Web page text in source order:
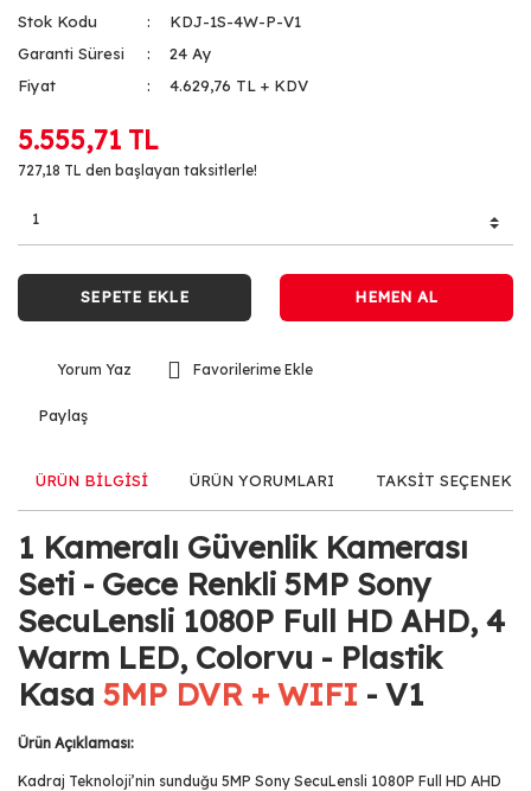
Stok Kodu
KDJ-1S-4W-P-V1
Garanti Süresi
24 Ay
Fiyat
4.629,76 TL + KDV
5.555,71 TL
727,18 TL den başlayan taksitlerle!
SEPETE EKLE HEMEN AL
Yorum Yaz
Paylaş
ÜRÜN BİLGİSİ ÜRÜN YORUMLARI TAKSİT
1 Kameralı Güvenlik Kamerası
Seti - Gece Renkli 5MP Sony
SecuLensli 1080P Full HD AHD, 4
Warm LED, Colorvu - Plastik
Kasa 5MP DVR + WIFI - V1
Ürün Açıklaması:
Kadraj Teknoloji’nin sunduğu 5MP Sony SecuLensli 1080P Full HD AHD